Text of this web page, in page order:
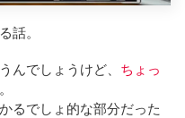
話。
んでしょうけど、 ちょっ
るでしょ的な部分だった